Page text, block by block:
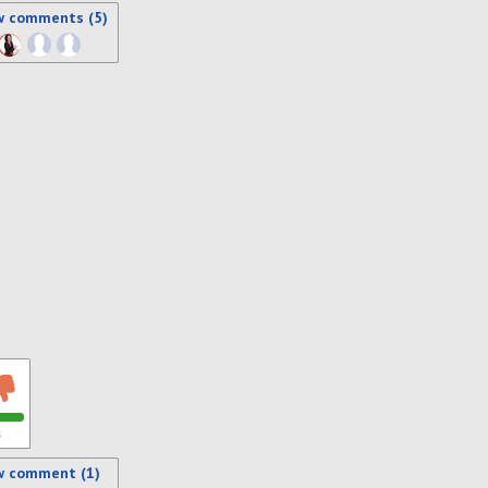
comments (5)
comment (1)